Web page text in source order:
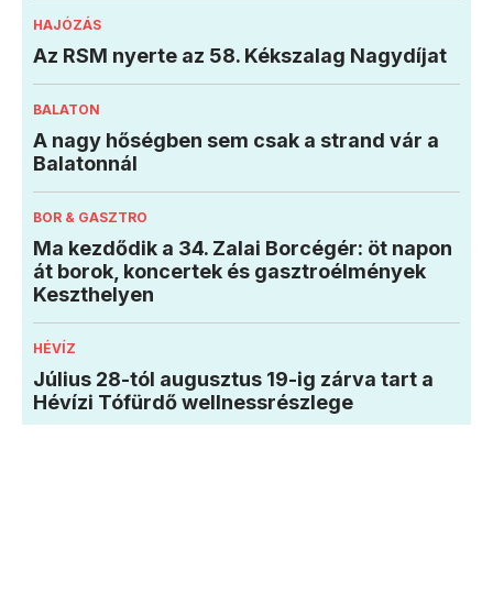
HAJÓZÁS
Az RSM nyerte az 58. Kékszalag Nagydíjat
BALATON
A nagy hőségben sem csak a strand vár a
Balatonnál
BOR & GASZTRO
Ma kezdődik a 34. Zalai Borcégér: öt napon
át borok, koncertek és gasztroélmények
Keszthelyen
HÉVÍZ
Július 28-tól augusztus 19-ig zárva tart a
Hévízi Tófürdő wellnessrészlege